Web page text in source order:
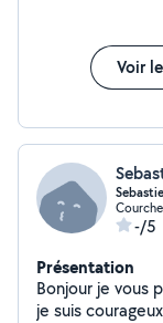
Voir
-/5
Présentation
Bonjour je vous
je suis